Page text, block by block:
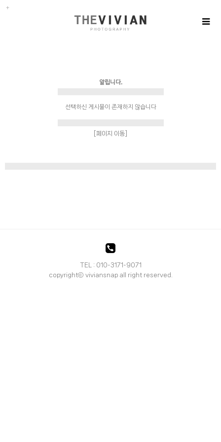
알립니다.
선택하신 게시물이 존재하지 않습니다
[페이지 이동]
TEL : 010-3171-9071
copyrightⓒ viviansnap all right reserved.